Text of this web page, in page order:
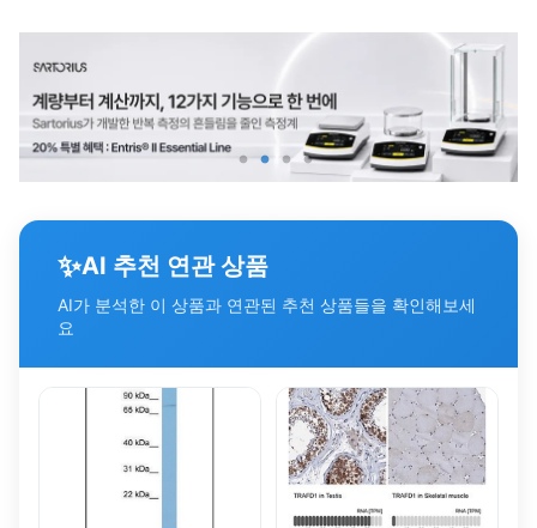
✨AI 추천 연관 상품
AI가 분석한 이 상품과 연관된 추천 상품들을 확인해보세
요